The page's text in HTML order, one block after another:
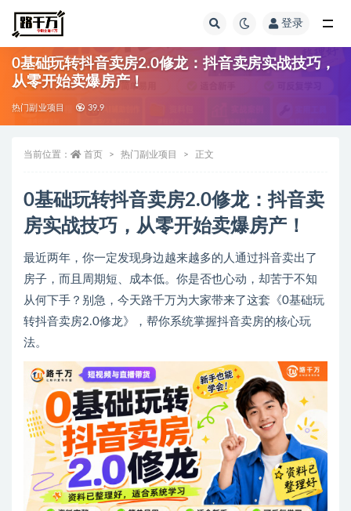
登录
0基础玩转抖音卖房2.0修龙：抖音卖房实战技巧，
从零开始卖爆房产！
热门副业项目 39.9
当前位置： 首页 热门副业项目 正文
0基础玩转抖音卖房2.0修龙：抖音卖
房实战技巧，从零开始卖爆房产！
最近两年，你一定发现身边越来越多的人通过抖音卖出了
房子，而且周期短、成本低。你是否也心动，却苦于不知
从何下手？别急，今天路千万 为大家带来了这套《0基础玩
转抖音卖房2.0修龙》，帮你系统掌握抖音卖房的核心玩
法。